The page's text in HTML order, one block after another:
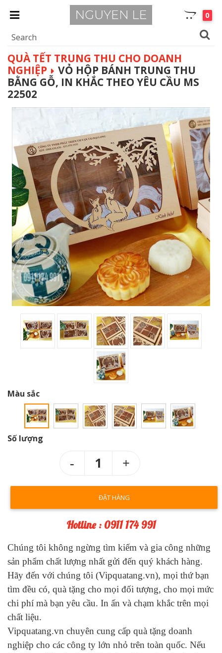
0
QUÀ TẾT TRUNG THU CHO DOANH
NGHIỆP
VỎ HỘP BÁNH TRUNG THU
BẰNG GỖ, IN KHẮC THEO YÊU CẦU MS
22502
Màu sắc
Số lượng
1
ĐẶT HÀNG
Hotline : 0911 174 991
Chúng tôi không ngừng tìm kiếm và gia công những
sản phẩm chất lượng nhất gửi đến quý khách hàng.
Hãy đến với chúng tôi (Vipquatang.vn), mọi thứ bạn
tìm đều có, quà tặng cho mọi đối tượng, cho mọi mức
chi phí mà bạn yêu cầu. In ấn và chạm khắc trên mọi
chất liệu.
Vipquatang.vn chuyên cung cấp quà tặng doanh
nghiệp cho các công ty lớn nhỏ trên toàn quốc. Nếu